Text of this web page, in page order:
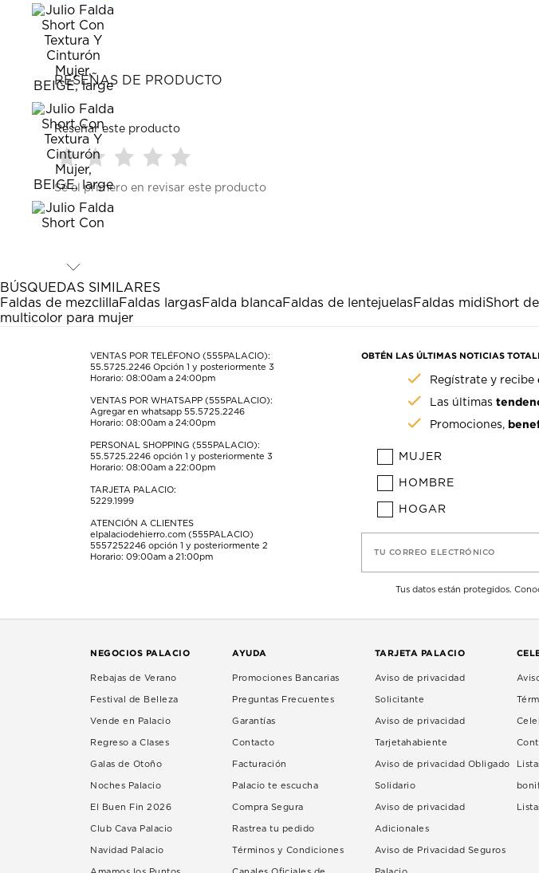
RESEÑAS DE PRODUCTO
Reseñar este producto
Seleccionar
para
calificar
el
estrella
Esta
acción
abrirá
formulario
Seleccionar
para
calificar
el
estrellas.
Esta
acción
abrirá
formulario
de
para
calificar
estrellas.
Esta
acción
abrirá
formulario
de
para
estrellas.
Esta
acción
formulario
de
para
acción
formulario
de
envío.
Sé el primero en revisar este producto
BÚSQUEDAS SIMILARES
Faldas de mezclillaFaldas largasFalda blancaFaldas de lentejuelasFaldas midiShort
multicolor para mujer
VENTAS POR TELÉFONO (555PALACIO):
55.5725.2246 Opción 1 y posteriormente 3
Horario: 08:00am a 24:00pm
VENTAS POR WHATSAPP (555PALACIO):
Agregar en whatsapp 55.5725.2246
Horario: 08:00am a 24:00pm
PERSONAL SHOPPING (555PALACIO):
55.5725.2246 opción 1 y posteriormente 3
Horario: 08:00am a 22:00pm
TARJETA PALACIO:
5229.1999
ATENCIÓN A CLIENTES
elpalaciodehierro.com (555PALACIO)
5557252246 opción 1 y posteriormente 2
Horario: 09:00am a 21:00pm
OBTÉN LAS ÚLTIMAS NOTICIAS
Regístrate y recibe
Las últimas
Promociones,
MUJER
HOMBRE
HOGAR
TU CORREO ELECTRÓNICO
Tus datos están protegidos.
NEGOCIOS PALACIO
Rebajas de Verano
Festival de Belleza
Vende en Palacio
Regreso a Clases
Galas de Otoño
Noches Palacio
El Buen Fin 2026
Club Cava Palacio
Navidad Palacio
AYUDA
Promociones Bancarias
Preguntas Frecuentes
Garantías
Contacto
Facturación
Palacio te escucha
Compra Segura
Rastrea tu pedido
Términos y Condiciones
TARJETA PALACIO
Aviso de privacidad
Solicitante
Aviso de privacidad
Tarjetahabiente
Aviso de privacidad Obligado
Solidario
Aviso de privacidad
Adicionales
Aviso de Privacidad Seguros